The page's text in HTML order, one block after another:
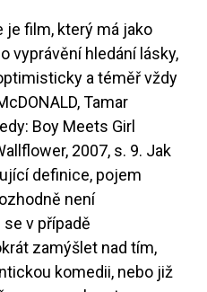
je film, který má jako
vyprávění hledání lásky,
a téměř vždy
Tamar
Boy Meets Girl
2007, s. 9. Jak
definice, pojem
není
v případě
zamýšlet nad tím,
komedii, nebo již